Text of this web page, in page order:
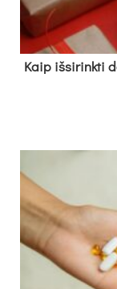
Kaip išsirinkti